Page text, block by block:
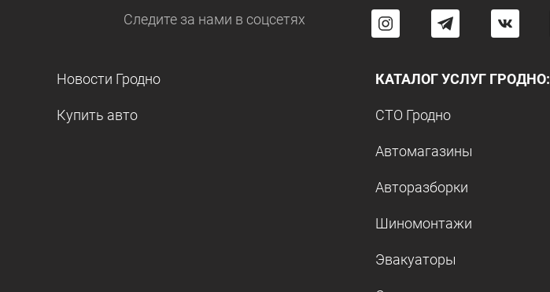
Следите за нами в соцсетях
Новости Гродно
Купить авто
КАТАЛОГ УСЛУГ ГРОДНО:
СТО Гродно
Автомагазины
Авторазборки
Шиномонтажи
Эвакуаторы